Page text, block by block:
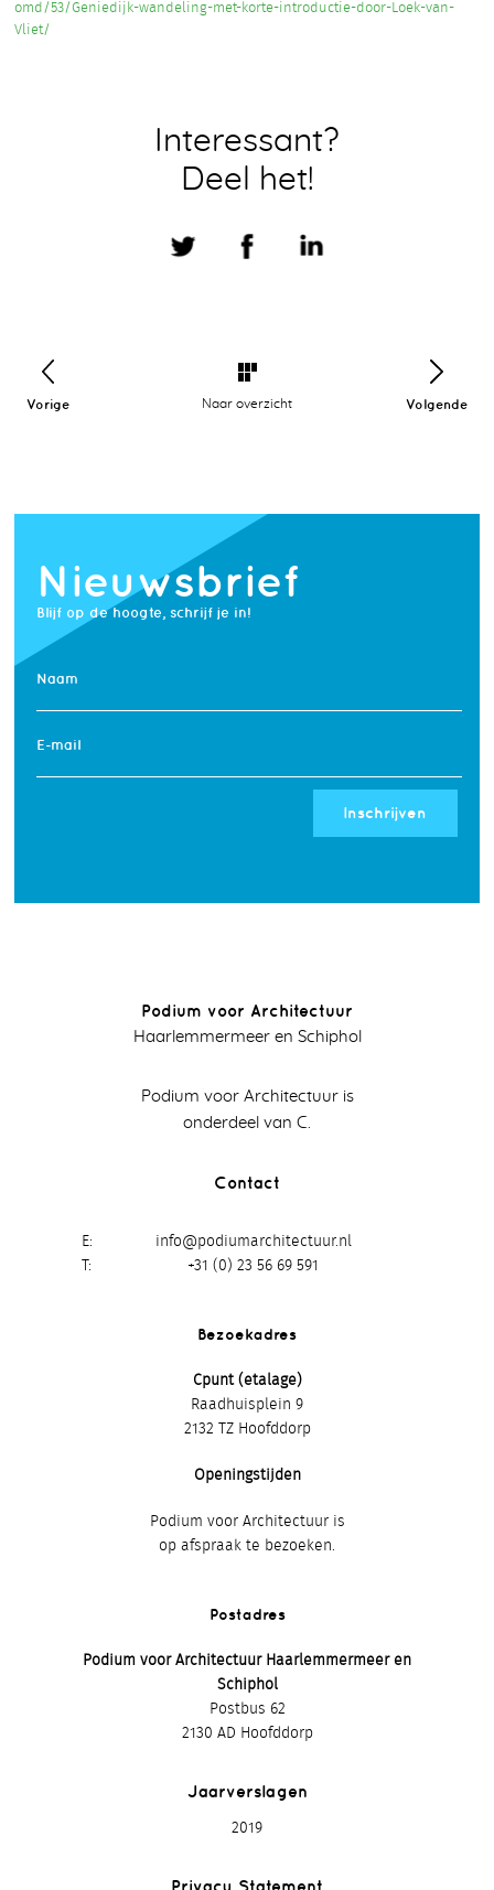
omd/53/Geniedijk-wandeling-met-korte-introductie-door-Loek-van-
Vliet/
Interessant?
Deel het!
Vorige Naar overzicht Volgende
Nieuwsbrief
Blijf op de hoogte, schrijf je in!
Naam
E-mail
Inschrijven
Podium voor Architectuur
Haarlemmermeer en Schiphol
Podium voor Architectuur is
onderdeel van C.
Contact
E
info@podiumarchitectuur.nl
+31 (0) 23 56 69 591
Bezoekadres
Cpunt (etalage)
Raadhuisplein 9
2132 TZ Hoofddorp
Openingstijden
Podium voor Architectuur is
op afspraak te bezoeken.
Postadres
Podium voor Architectuur Haarlemmermeer en
Schiphol
Postbus 62
2130 AD Hoofddorp
Jaarverslagen
2019